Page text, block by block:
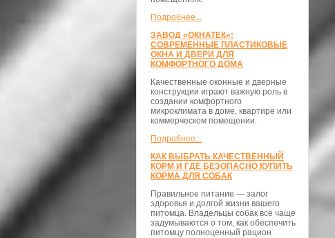
Подробнее...
ЗАВОД «ОКНАТЕК»:
СОВРЕМЕННЫЕ ПЛАСТИКОВЫЕ
ОКНА И ДВЕРИ ДЛЯ
КОМФОРТНОГО ДОМА
Качественные оконные и дверные
конструкции играют важную роль в
создании комфортного
микроклимата в доме, квартире или
коммерческом помещении.
Подробнее...
КАК ВЫБРАТЬ КАЧЕСТВЕННЫЙ
КОРМ И ГДЕ БЕЗОПАСНО КУПИТЬ
КОРМА ДЛЯ СОБАК
Правильное питание — залог
здоровья и долгой жизни вашего
питомца. Владельцы собак всё чаще
задумываются о том, как обеспечить
питомцу полноценный рацион